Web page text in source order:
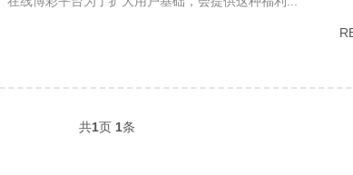
共1页 1条